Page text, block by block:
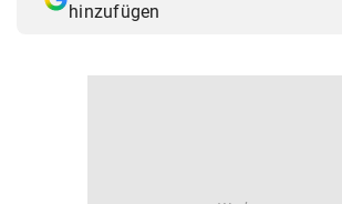
hinzufügen